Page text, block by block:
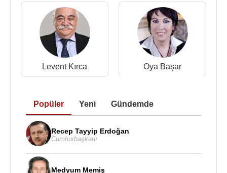
2015 -Aşkopat(Hakim) (Sinema Filmi)
2015 -Aşk Nerede
(Sinema Filmi)
2014 - Yedikule Hayat Yokuşu (ismet) (TV Dizisi)
2014 - Yarının Adı Başka (Sinema Filmi)
2014 - Mihrap Yerinde (Aydın) (TV Dizisi)
2014 - 2016 - Kertenkele (Meczup Hoca- Azmi
2014- Alev (TV Filmi)
2013 - Size Deniz Getireceğim (Sinema Filmi)
2013 - Qüfür (Dalli) (Sinema Filmi)
2013 - Meçhul (TV Filmi)
2013 - Mavi Ring (Sinema Filmi)
2013 - Hoştanlı Kalaylı Saray (Hükümdar) (TV
Levent Kırca Oya Başar
Popüler Yeni Gündemde
Recep Tayyip Erdoğan
Cumhurbaşkanı
Medyum Memiş